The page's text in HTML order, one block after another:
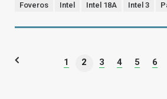
Foveros Intel Intel 18A Intel 3
1 2 3 4 5 6